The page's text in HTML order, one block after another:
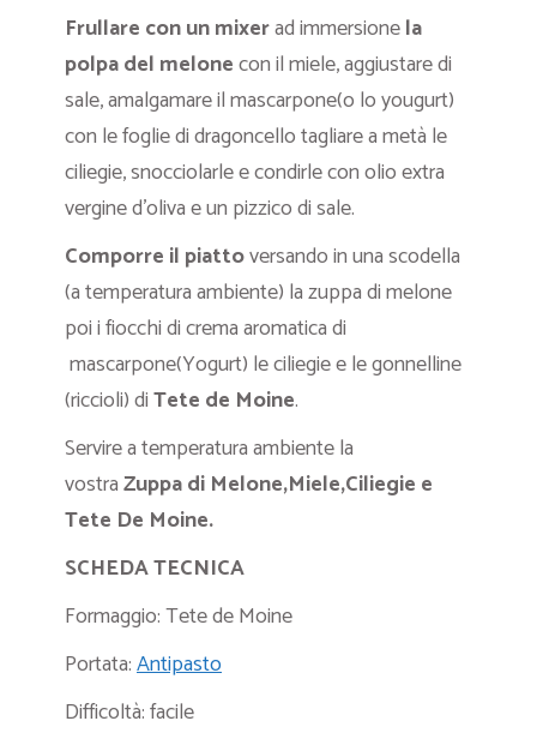
Frullare con un mixerad immersionela
polpa del melonecon il miele, aggiustare di
sale, amalgamare il mascarpone(o lo yougurt)
con le foglie di dragoncello tagliare a metà le
ciliegie, snocciolarle e condirle con olio extra
vergine d’oliva e un pizzico di sale.
Comporre il piattoversando in una scodella
(a temperatura ambiente) la zuppa di melone
poi i fiocchi di crema aromatica di
mascarpone(Yogurt) le ciliegie e le gonnelline
(riccioli) diTete de Moine.
Servire a temperatura ambiente la
vostraZuppa di Melone,Miele,Ciliegie e
Tete De Moine.
SCHEDA TECNICA
Formaggio: Tete de Moine
Portata:Antipasto
Difficoltà: facile